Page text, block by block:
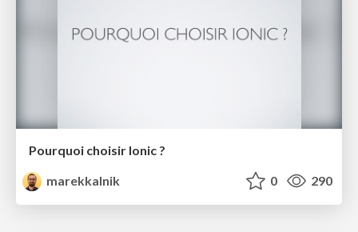
Pourquoi choisir Ionic ?
marekkalnik
0 290